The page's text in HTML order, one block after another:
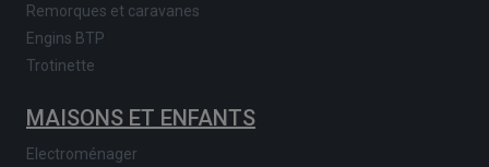
Remorques et caravanes
Engins BTP
Trotinette
MAISONS ET ENFANTS
Electroménager